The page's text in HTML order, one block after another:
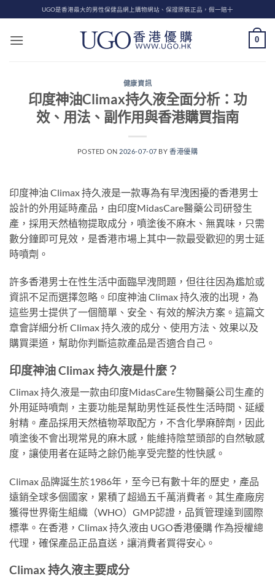
to
content
UGO是香港最大的男性保健品網上購物網站、保證原裝正品，假一賠十
0
健康資訊
印度神油Climax持久液全面分析：功
效、用法、副作用與香港購買指南
POSTED ON 2026-07-07 BY香港優購
印度神油 Climax 持久液是一款專為有早洩困擾的香港男士
設計的外用延時產品，由印度MidasCare醫藥公司研發生
產，採用天然植物提取成分，噴塗後不麻木、無異味，只需
數分鐘即可見效，是香港市場上其中一款最受歡迎的男士延
時噴劑。
許多香港男士在性生活中面臨早洩問題，但往往因為尷尬或
資訊不足而選擇忽略。印度神油 Climax 持久液的出現，為
這些男士提供了一個簡單、安全、有效的解決方案。這篇文
章會詳細分析 Climax 持久液的成分、使用方法、效果以及
購買渠道，幫助你判斷這款產品是否適合自己。
印度神油 Climax 持久液是什麼？
Climax 持久液是一款由印度MidasCare生物醫藥公司生產的
外用延時噴劑，主要功能是幫助男性延長性生活時間、延緩
射精。產品採用天然植物萃取配方，不含化學麻醉劑，因此
噴塗後不會出現常見的麻木感，能維持陰莖頭部的自然敏感
度，讓使用者在延時之餘仍能享受完整的性快感。
Climax 品牌誕生於1986年，至今已有數十年的歷史，產品
遠銷全球多個國家，累積了超過五千萬消費者。其生產廠房
獲得世界衛生組織（WHO）GMP認證，品質管理達到國際
標準。在香港，Climax 持久液由 UGO香港優購 作為授權總
代理，確保產品正品直送，讓消費者買得安心。
Climax 持久液主要成分